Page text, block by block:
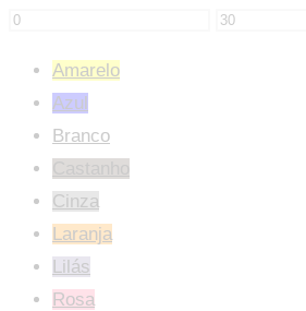
Amarelo
Azul
Branco
Cinza
Laranja
Lilás
Rosa